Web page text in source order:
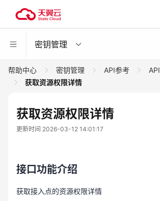
密钥管理
帮助中心 密钥管理 API参考 API
获取资源权限详情
获取资源权限详情
更新时间 2026-03-12 14:01:17
接口功能介绍
获取接入点的资源权限详情